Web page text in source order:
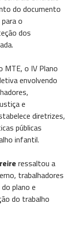
do documento
o
dos
MTE, o IV Plano
envolvendo
e
diretrizes,
públicas
infantil.
ressaltou a
trabalhadores
plano e
do trabalho